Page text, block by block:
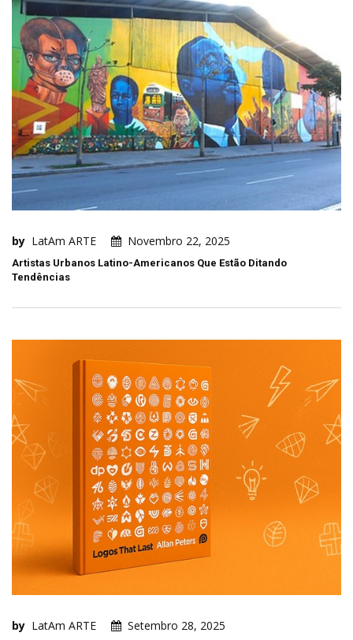
by LatAm ARTE Novembro 22, 2025
Artistas Urbanos Latino-Americanos Que Estão Ditando
Tendências
by LatAm ARTE Setembro 28, 2025